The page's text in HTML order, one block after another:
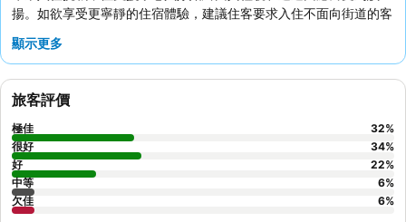
揚。如欲享受更寧靜的住宿體驗，建議住客要求入住不面向街道的客
顯示更多
旅客評價
極佳 32%
很好
34%
好
22%
中等
6%
欠佳
6%